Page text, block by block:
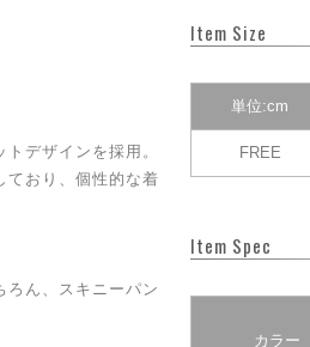
デザインを採用。
ており、個性的な着
ろん、スキニーパン
Item Size
単位:cm
FREE
Item Spec
カラー